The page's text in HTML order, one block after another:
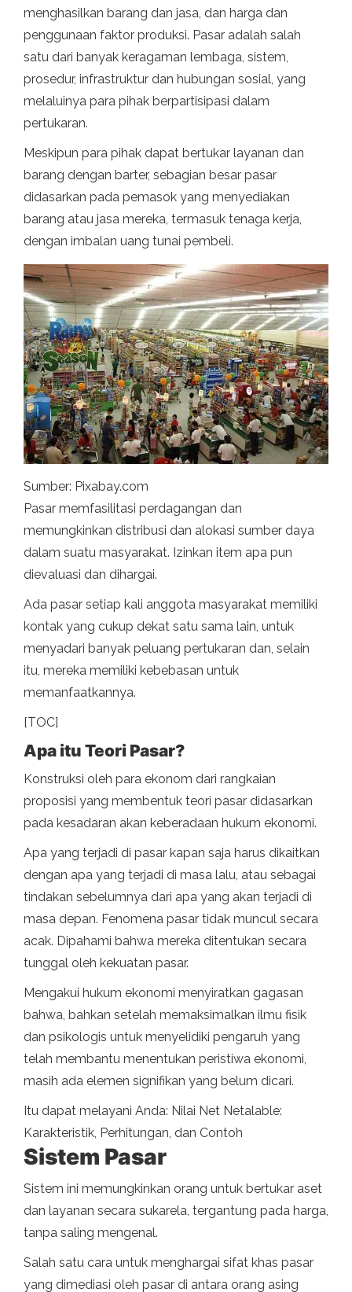
menghasilkan barang dan jasa, dan harga dan
penggunaan faktor produksi. Pasar adalah salah
satu dari banyak keragaman lembaga, sistem,
prosedur, infrastruktur dan hubungan sosial, yang
melaluinya para pihak berpartisipasi dalam
pertukaran.
Meskipun para pihak dapat bertukar layanan dan
barang dengan barter, sebagian besar pasar
didasarkan pada pemasok yang menyediakan
barang atau jasa mereka, termasuk tenaga kerja,
dengan imbalan uang tunai pembeli.
Sumber: Pixabay.com
Pasar memfasilitasi perdagangan dan
memungkinkan distribusi dan alokasi sumber daya
dalam suatu masyarakat. Izinkan item apa pun
dievaluasi dan dihargai.
Ada pasar setiap kali anggota masyarakat memiliki
kontak yang cukup dekat satu sama lain, untuk
menyadari banyak peluang pertukaran dan, selain
itu, mereka memiliki kebebasan untuk
memanfaatkannya.
[TOC]
Apa itu Teori Pasar?
Konstruksi oleh para ekonom dari rangkaian
proposisi yang membentuk teori pasar didasarkan
pada kesadaran akan keberadaan hukum ekonomi.
Apa yang terjadi di pasar kapan saja harus dikaitkan
dengan apa yang terjadi di masa lalu, atau sebagai
tindakan sebelumnya dari apa yang akan terjadi di
masa depan. Fenomena pasar tidak muncul secara
acak. Dipahami bahwa mereka ditentukan secara
tunggal oleh kekuatan pasar.
Mengakui hukum ekonomi menyiratkan gagasan
bahwa, bahkan setelah memaksimalkan ilmu fisik
dan psikologis untuk menyelidiki pengaruh yang
telah membantu menentukan peristiwa ekonomi,
masih ada elemen signifikan yang belum dicari.
Itu dapat melayani Anda: Nilai Net Netalable:
Karakteristik, Perhitungan, dan Contoh
Sistem Pasar
Sistem ini memungkinkan orang untuk bertukar aset
dan layanan secara sukarela, tergantung pada harga,
tanpa saling mengenal.
Salah satu cara untuk menghargai sifat khas pasar
yang dimediasi oleh pasar di antara orang asing